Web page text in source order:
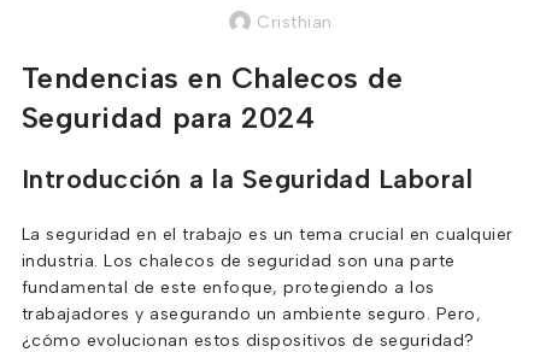
Cristhian
Tendencias en Chalecos de
Seguridad para 2024
Introducción a la Seguridad Laboral
La seguridad en el trabajo es un tema crucial en cualquier
industria. Los chalecos de seguridad son una parte
fundamental de este enfoque, protegiendo a los
trabajadores y asegurando un ambiente seguro. Pero,
¿cómo evolucionan estos dispositivos de seguridad?